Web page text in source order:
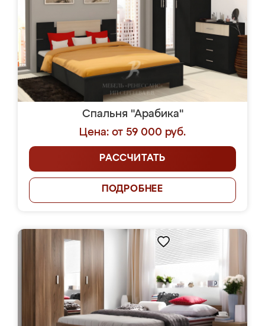
Спальня "Арабика"
Цена: от 59 000 руб.
РАССЧИТАТЬ
ПОДРОБНЕЕ